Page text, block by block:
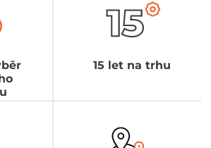
15 let na trhu